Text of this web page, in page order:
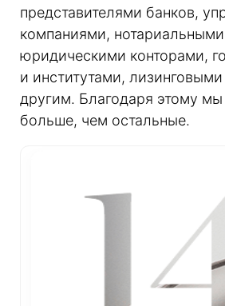
представителями банков,
компаниями,
юридическими конторами,
и институтами,
другим. Благодаря этому мы
больше, чем остальные.